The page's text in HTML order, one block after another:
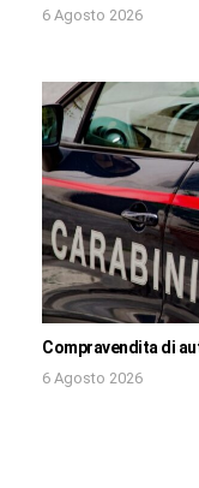
6 Agosto 2026
Compravendita di
6 Agosto 2026